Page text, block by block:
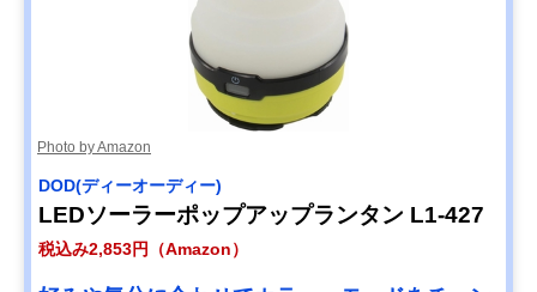
Photo by Amazon
DOD(ディーオーディー)
LEDソーラーポップアップランタン L1-427
税込み2,853円（Amazon）